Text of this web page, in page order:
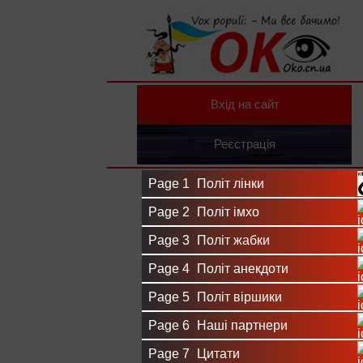
Вхід на сайт
Реєстрація
Page 1 Політ лінки
Page 2 Політ імхо
Page 3 Політ жабки
Page 4 Політ анекдоти
Page 5 Політ віршики
Page 6 Наші партнери
Page 7 Цитати